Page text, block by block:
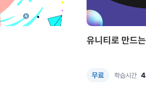
유니티로 만드
무료 학습시간 4